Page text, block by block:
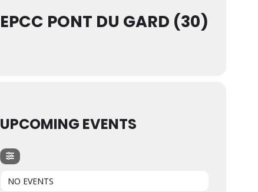
EPCC PONT DU GARD (30)
UPCOMING EVENTS
NO EVENTS